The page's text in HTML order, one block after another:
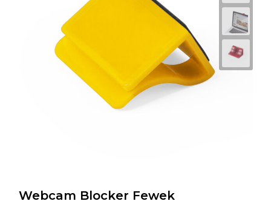
Webcam Blocker Fewek